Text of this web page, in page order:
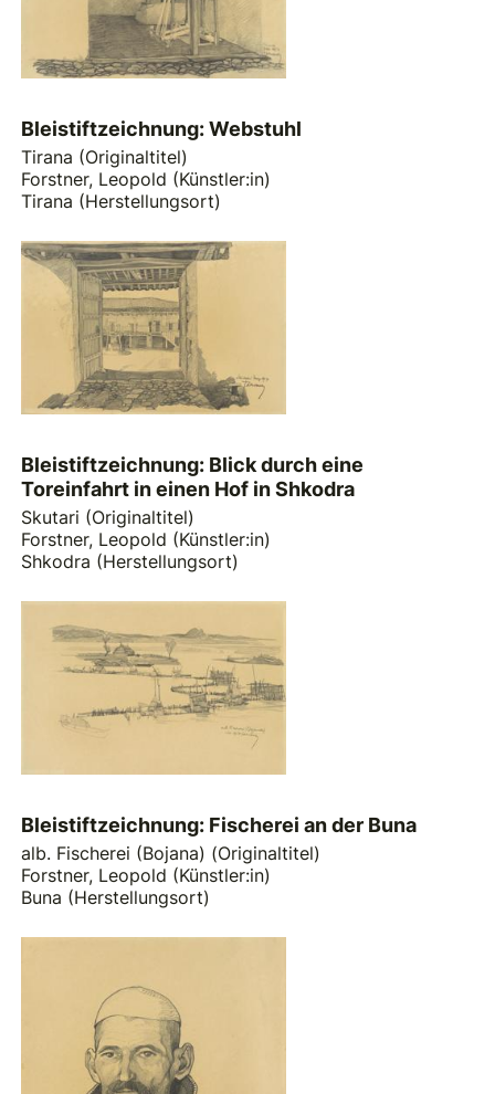
Bleistiftzeichnung: Webstuhl
Tirana (Originaltitel)
Forstner, Leopold (Künstler:in)
Tirana (Herstellungsort)
Bleistiftzeichnung: Blick durch eine
Toreinfahrt in einen Hof in Shkodra
Skutari (Originaltitel)
Forstner, Leopold (Künstler:in)
Shkodra (Herstellungsort)
Bleistiftzeichnung: Fischerei an der Buna
alb. Fischerei (Bojana) (Originaltitel)
Forstner, Leopold (Künstler:in)
Buna (Herstellungsort)